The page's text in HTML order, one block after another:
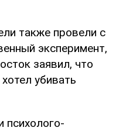
также провели с
эксперимент,
заявил, что
убивать